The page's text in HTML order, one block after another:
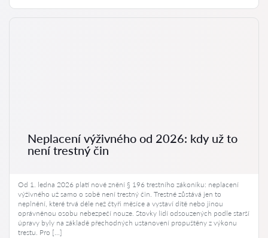
Neplacení výživného od 2026: kdy už to
není trestný čin
Od 1. ledna 2026 platí nové znění § 196 trestního zákoníku: neplacení
výživného už samo o sobě není trestný čin. Trestné zůstává jen to
neplnění, které trvá déle než čtyři měsíce a vystaví dítě nebo jinou
oprávněnou osobu nebezpečí nouze. Stovky lidí odsouzených podle starší
úpravy byly na základě přechodných ustanovení propuštěny z výkonu
trestu. Pro […]